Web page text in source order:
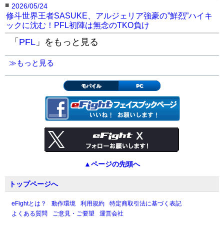
■ 2026/05/24
修斗世界王者SASUKE、アルジェリア強豪の”鮮烈”ハイキ
ックに沈む！PFL初陣は無念のTKO負け
「 PFL 」をもっと見る
≫もっと見る
モバイル PC
▲ページの先頭へ
トップページへ
eFightとは？ 動作環境 利用規約
特定商取引法に基づく表記
よくある質問
ご意見・ご要望 運営会社